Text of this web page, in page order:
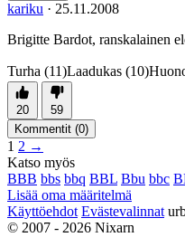
kariku · 25.11.2008
Brigitte Bardot, ranskalainen
Turha (11)Laadukas (10)
20
59
Kommentit (0)
1 2 →
Katso myös
BBB bbs bbq BBL Bbu bbc
Lisää oma määritelmä
Käyttöehdot Evästevalinnat
© 2007 - 2026 Nixarn